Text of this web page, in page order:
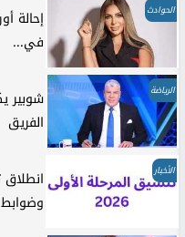
الحوادث
في...
الرياضة
شوبير
الفريق
الأخبار
انطلاق